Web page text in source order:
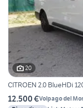
20
CITROEN 2.0 BlueHDi
12.500 €Volpago del